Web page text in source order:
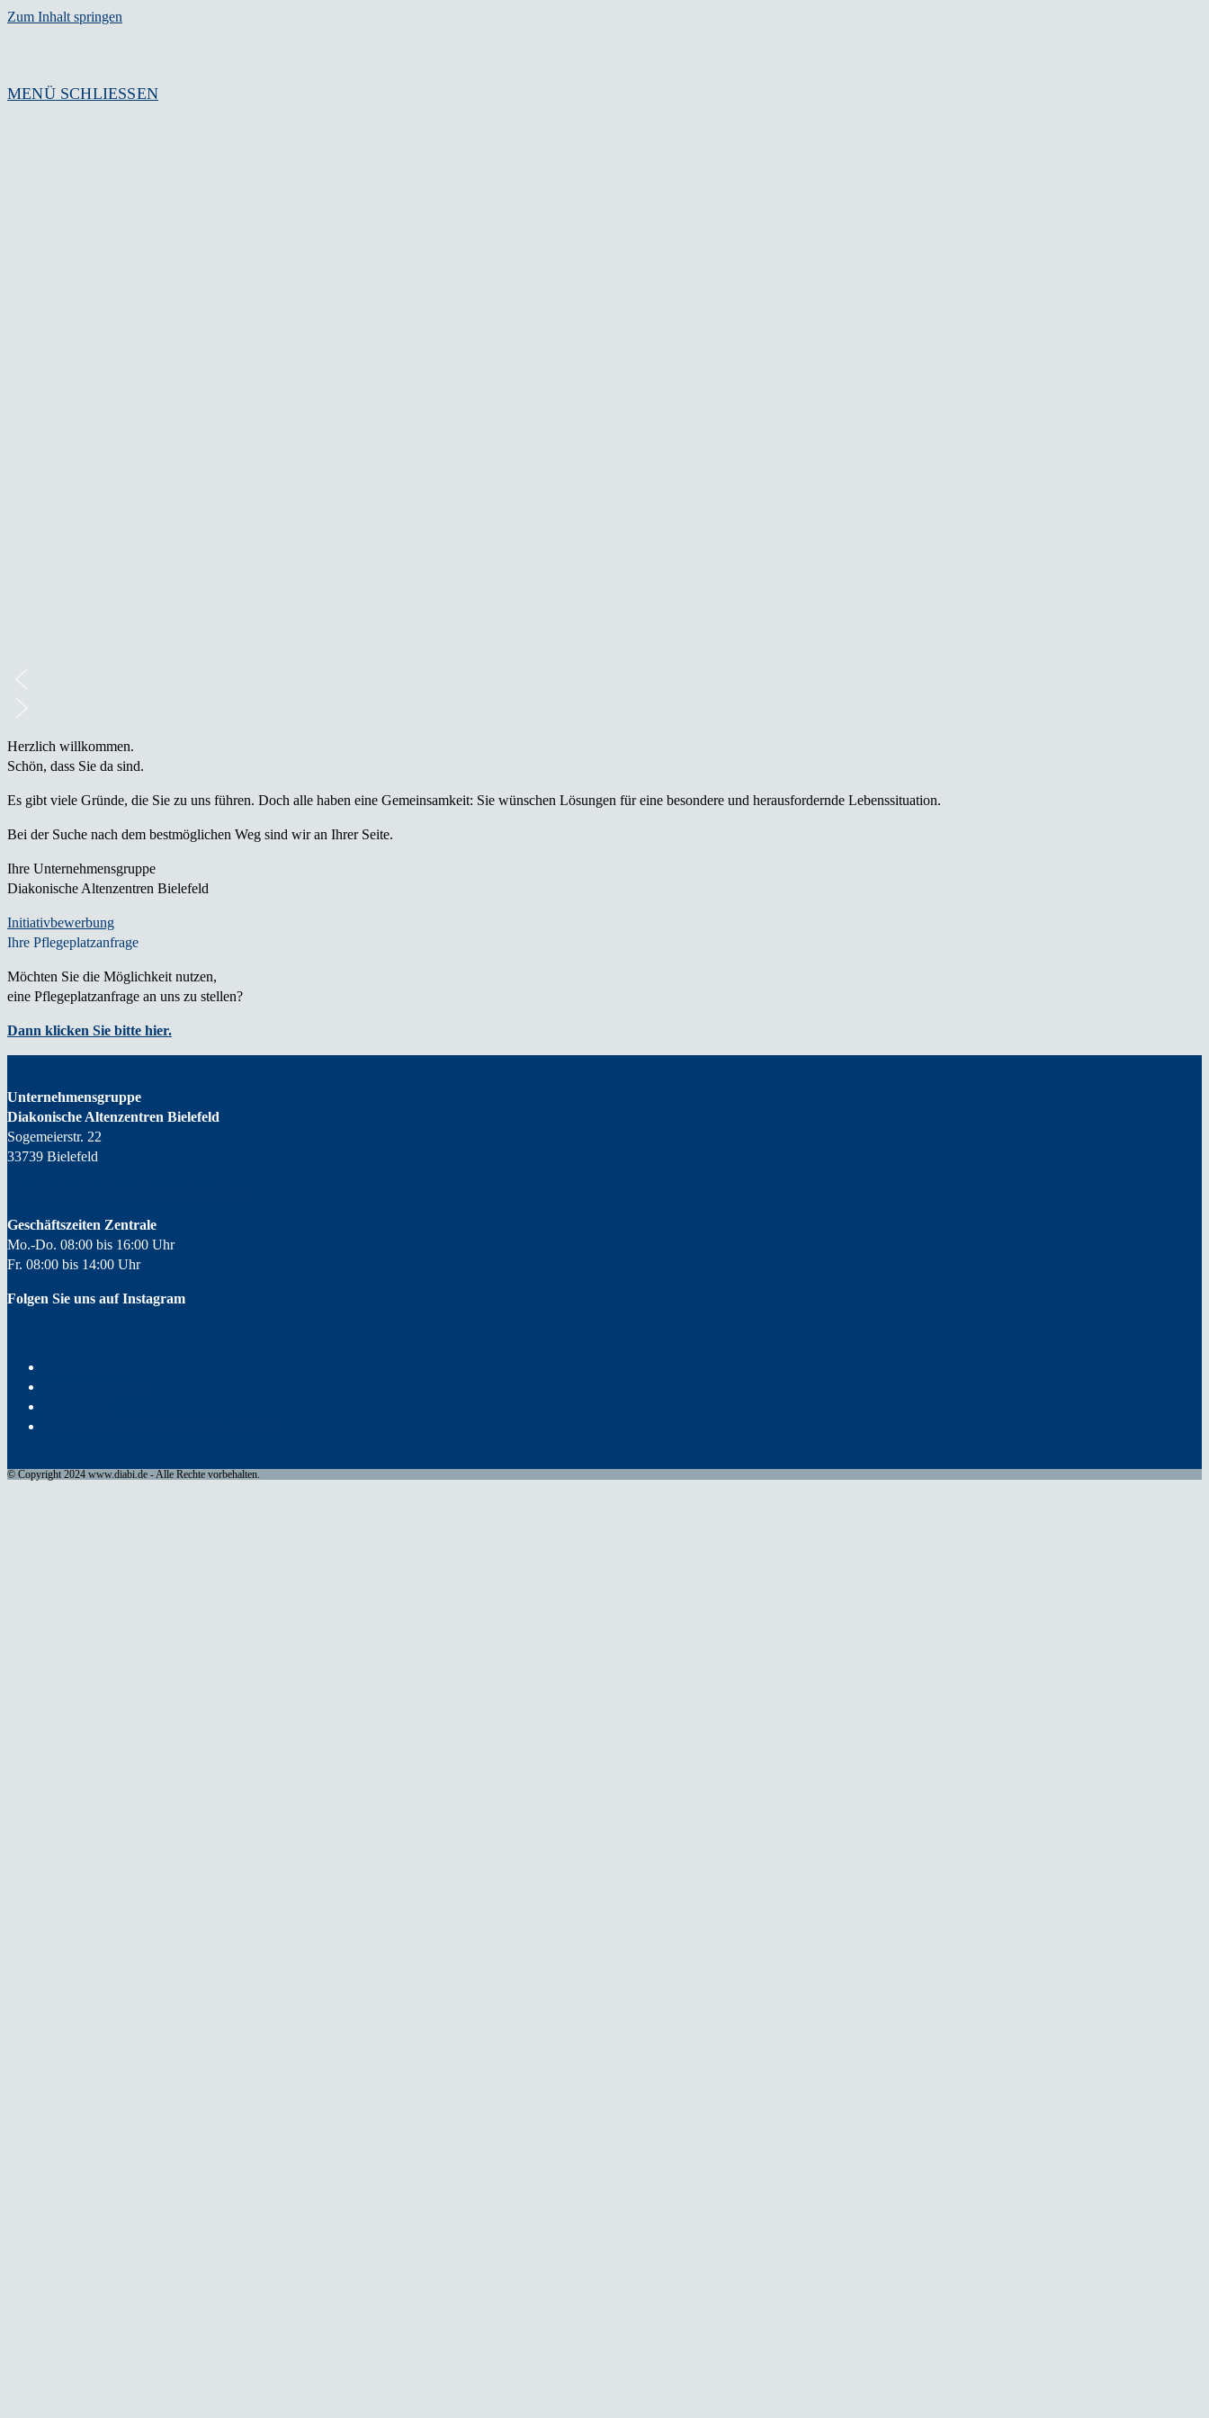
Zum Inhalt springen
MENÜ SCHLIESSEN
Herzlich willkommen.
Schön, dass Sie da sind.
Es gibt viele Gründe, die Sie zu uns führen. Doch alle haben eine Gemeinsamkeit: Sie wünschen Lösungen für eine besondere und herausfordernde Lebenssituation.
Bei der Suche nach dem bestmöglichen Weg sind wir an Ihrer Seite.
Ihre Unternehmensgruppe
Diakonische Altenzentren Bielefeld
Initiativbewerbung
Ihre Pflegeplatzanfrage
Möchten Sie die Möglichkeit nutzen,
eine Pflegeplatzanfrage an uns zu stellen?
Dann klicken Sie bitte hier.
Unternehmensgruppe
Diakonische Altenzentren Bielefeld
Sogemeierstr. 22
33739 Bielefeld
Geschäftszeiten Zentrale
Mo.-Do. 08:00 bis 16:00 Uhr
Fr. 08:00 bis 14:00 Uhr
Folgen Sie uns auf Instagram
© Copyright 2024 www.diabi.de - Alle Rechte vorbehalten.